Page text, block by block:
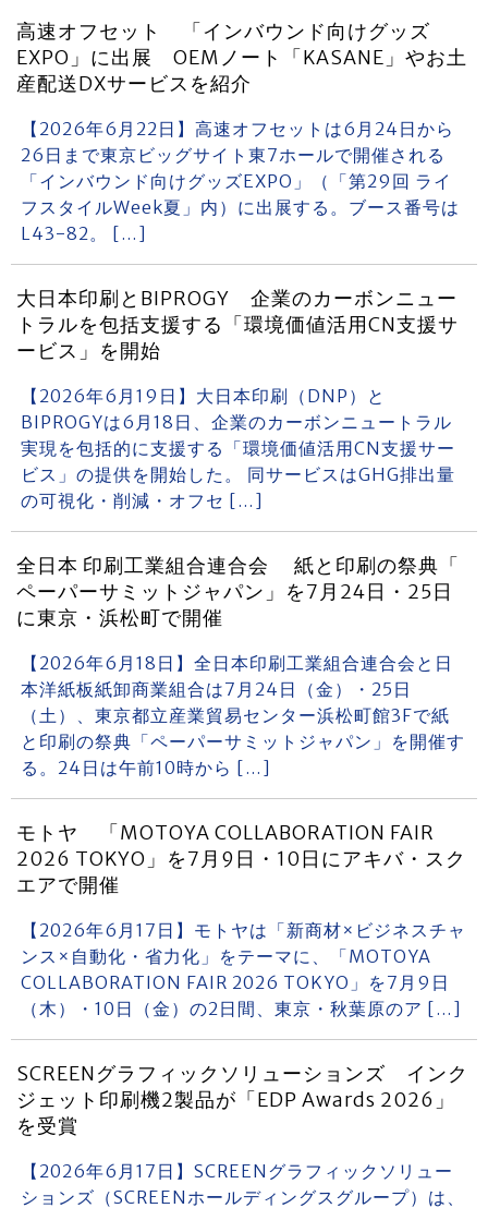
高速オフセット 「インバウンド向けグッズ
EXPO」に出展 OEMノート「KASANE」やお土
産配送DXサービスを紹介
【2026年6月22日】高速オフセットは6月24日から
26日まで東京ビッグサイト東7ホールで開催される
「インバウンド向けグッズEXPO」（「第29回 ライ
フスタイルWeek夏」内）に出展する。ブース番号は
L43-82。 […]
大日本印刷とBIPROGY 企業のカーボンニュー
トラルを包括支援する「環境価値活用CN支援サ
ービス」を開始
【2026年6月19日】大日本印刷（DNP）と
BIPROGYは6月18日、企業のカーボンニュートラル
実現を包括的に支援する「環境価値活用CN支援サー
ビス」の提供を開始した。 同サービスはGHG排出量
の可視化・削減・オフセ […]
全日本 印刷工業組合連合会 紙と印刷の祭典「
ペーパーサミットジャパン」を7月24日・25日
に東京・浜松町で開催
【2026年6月18日】全日本印刷工業組合連合会と日
本洋紙板紙卸商業組合は7月24日（金）・25日
（土）、東京都立産業貿易センター浜松町館3Fで紙
と印刷の祭典「ペーパーサミットジャパン」を開催す
る。24日は午前10時から […]
モトヤ 「MOTOYA COLLABORATION FAIR
2026 TOKYO」を7月9日・10日にアキバ・スク
エアで開催
【2026年6月17日】モトヤは「新商材×ビジネスチャ
ンス×自動化・省力化」をテーマに、「MOTOYA
COLLABORATION FAIR 2026 TOKYO」を7月9日
（木）・10日（金）の2日間、東京・秋葉原のア […]
SCREENグラフィックソリューションズ インク
ジェット印刷機2製品が「EDP Awards 2026」
を受賞
【2026年6月17日】SCREENグラフィックソリュー
ションズ（SCREENホールディングスグループ）は、